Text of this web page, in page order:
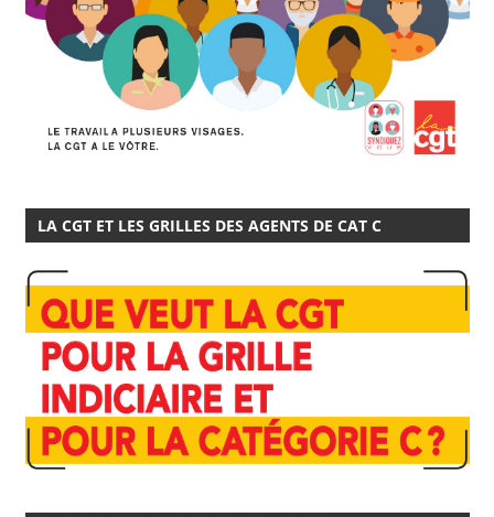
LA CGT ET LES GRILLES DES AGENTS DE CAT C